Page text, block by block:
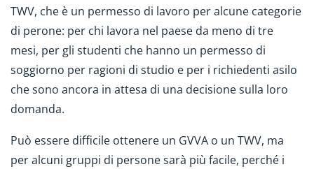
TWV, che è un permesso di lavoro per alcune categorie
di perone: per chi lavora nel paese da meno di tre
mesi, per gli studenti che hanno un permesso di
soggiorno per ragioni di studio e per i richiedenti asilo
che sono ancora in attesa di una decisione sulla loro
domanda.
Può essere difficile ottenere un GVVA o un TWV, ma
per alcuni gruppi di persone sarà più facile, perché i